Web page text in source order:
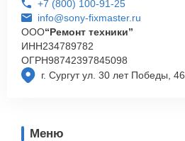
г. Сургут ул. 30 лет Победы, 46
+7 (800) 100-91-25
info@sony-fixmaster.ru
ООО“Ремонт техники”
ИНН234789782
ОГРН98742397845098
Меню